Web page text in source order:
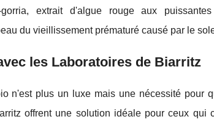
extrait d'algue rouge aux puissantes
du vieillissement prématuré causé par le
les Laboratoires de Biarritz
n'est plus un luxe mais une nécessité pour
offrent une solution idéale pour ceux qui